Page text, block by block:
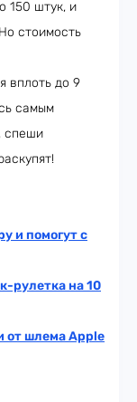
150 штук, и
стоимость
вплоть до 9
самым
спеши
и помогут с
рулетка на 10
от шлема Apple